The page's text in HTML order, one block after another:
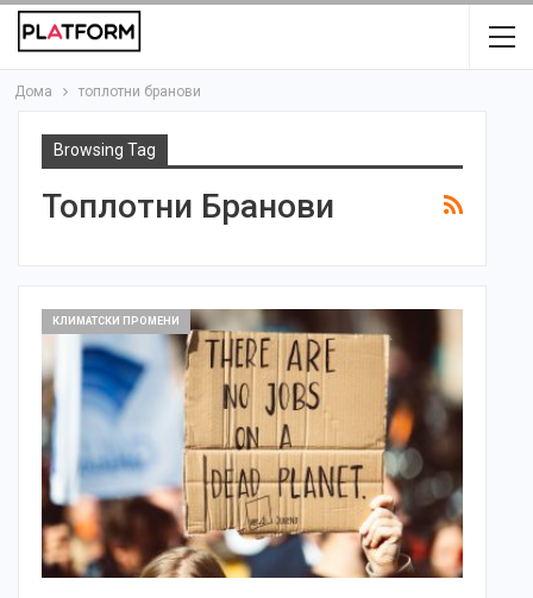
Дома топлотни бранови
Browsing Tag
Топлотни Бранови
КЛИМАТСКИ ПРОМЕНИ